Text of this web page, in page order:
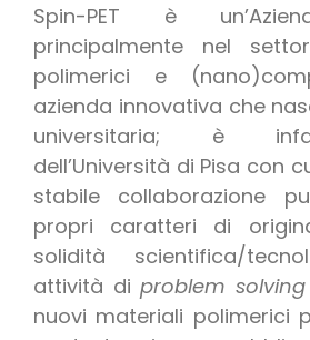
Spin-PET è
principalmente nel
polimerici e
azienda innovativa che
universitaria; è
dell’Università di Pisa con
stabile collaborazione
propri caratteri di
solidità scientifica/
attività diproblem solving
nuovi materiali polimerici